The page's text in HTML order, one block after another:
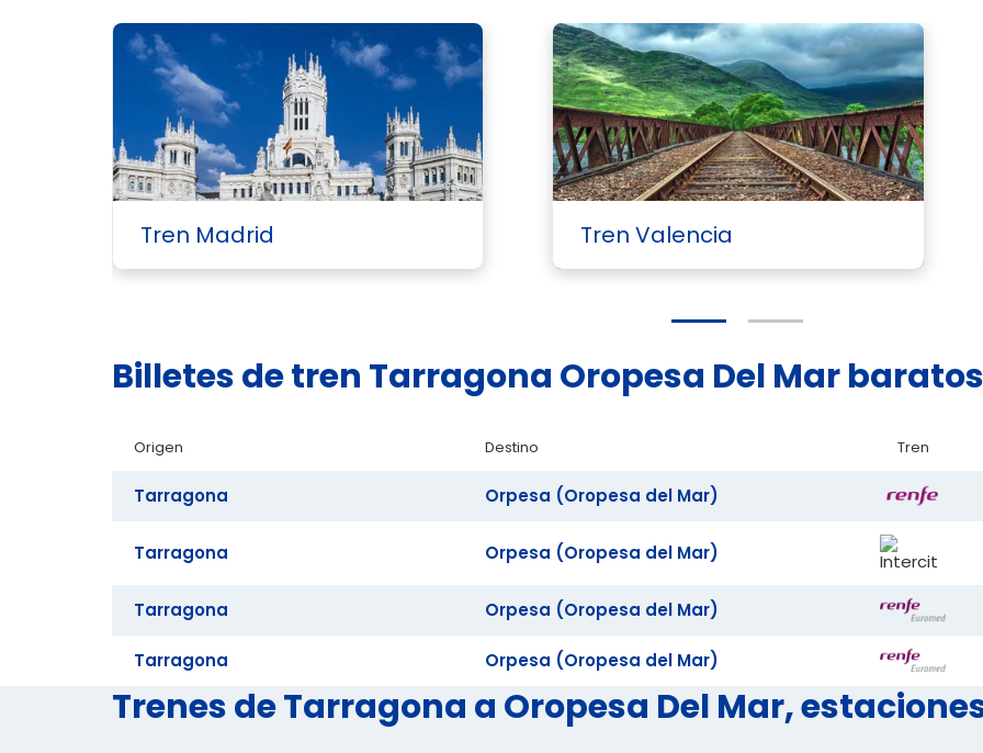
Tren Madrid Tren Valencia
Billetes de tren Tarragona Oropesa Del Mar baratos
Origen Destino Tren
Tarragona Orpesa (Oropesa del Mar)
Tarragona Orpesa (Oropesa del Mar)
Tarragona Orpesa (Oropesa del Mar)
Tarragona Orpesa (Oropesa del Mar)
Trenes de Tarragona a Oropesa Del Mar,